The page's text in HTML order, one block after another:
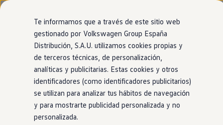
Ir
directamente
al contenido
Ir
directamente
al pie de
página
Nuevo ID. Cross
Vehículos Comerciales
Compra y ofertas
Volkswagen nuevo en stock
Volkswagen de ocasión
Financiación
My Renting
My Way
Seguros
Empresas
Autoescuelas
Eléctricos e híbridos
Te informamos que a través de este sitio web
gestionado por Volkswagen Group España
Distribución, S.A.U. utilizamos cookies propias y
de terceros técnicas, de personalización,
analíticas y publicitarias. Estas cookies y otros
identificadores (como identificadores publicitarios)
se utilizan para analizar tus hábitos de navegación
y para mostrarte publicidad personalizada y no
personalizada.